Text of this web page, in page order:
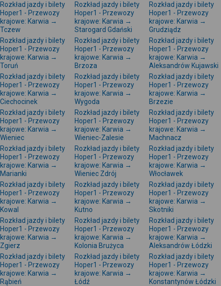
Rozkład jazdy i bilety
Hoper1 - Przewozy
krajowe: Karwia →
Tczew
Rozkład jazdy i bilety
Hoper1 - Przewozy
krajowe: Karwia →
Starogard Gdański
Rozkład jazdy i bilety
Hoper1 - Przewozy
krajowe: Karwia →
Grudziądz
Rozkład jazdy i bilety
Hoper1 - Przewozy
krajowe: Karwia →
Toruń
Rozkład jazdy i bilety
Hoper1 - Przewozy
krajowe: Karwia →
Brzoza
Rozkład jazdy i bilety
Hoper1 - Przewozy
krajowe: Karwia →
Aleksandrów Kujawski
Rozkład jazdy i bilety
Hoper1 - Przewozy
krajowe: Karwia →
Ciechocinek
Rozkład jazdy i bilety
Hoper1 - Przewozy
krajowe: Karwia →
Wygoda
Rozkład jazdy i bilety
Hoper1 - Przewozy
krajowe: Karwia →
Brzezie
Rozkład jazdy i bilety
Hoper1 - Przewozy
krajowe: Karwia →
Wieniec
Rozkład jazdy i bilety
Hoper1 - Przewozy
krajowe: Karwia →
Wieniec-Zalesie
Rozkład jazdy i bilety
Hoper1 - Przewozy
krajowe: Karwia →
Machnacz
Rozkład jazdy i bilety
Hoper1 - Przewozy
krajowe: Karwia →
Marianki
Rozkład jazdy i bilety
Hoper1 - Przewozy
krajowe: Karwia →
Wieniec Zdrój
Rozkład jazdy i bilety
Hoper1 - Przewozy
krajowe: Karwia →
Włocławek
Rozkład jazdy i bilety
Hoper1 - Przewozy
krajowe: Karwia →
Kowal
Rozkład jazdy i bilety
Hoper1 - Przewozy
krajowe: Karwia →
Kutno
Rozkład jazdy i bilety
Hoper1 - Przewozy
krajowe: Karwia →
Skotniki
Rozkład jazdy i bilety
Hoper1 - Przewozy
krajowe: Karwia →
Zgierz
Rozkład jazdy i bilety
Hoper1 - Przewozy
krajowe: Karwia →
Kolonia Brużyca
Rozkład jazdy i bilety
Hoper1 - Przewozy
krajowe: Karwia →
Aleksandrów Łódzki
Rozkład jazdy i bilety
Hoper1 - Przewozy
krajowe: Karwia →
Rąbień
Rozkład jazdy i bilety
Hoper1 - Przewozy
krajowe: Karwia →
Łódź
Rozkład jazdy i bilety
Hoper1 - Przewozy
krajowe: Karwia →
Konstantynów Łódzki